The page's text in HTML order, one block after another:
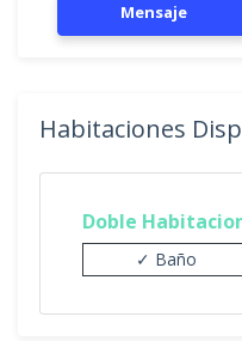
Mensaje
Habitaciones
Doble
✓ Baño